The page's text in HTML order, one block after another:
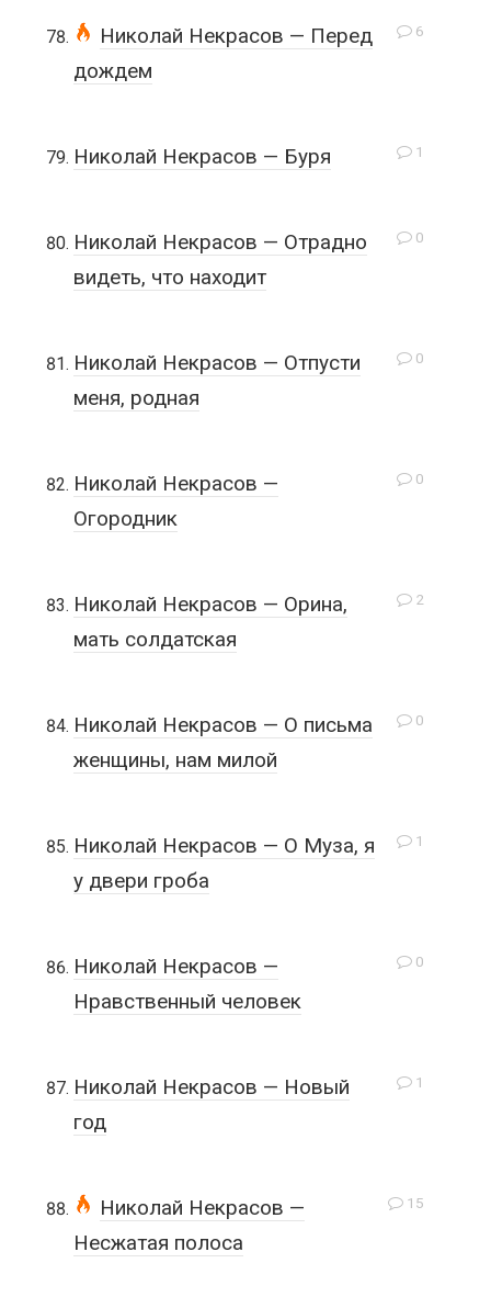
6
Николай Некрасов — Перед
дождем
1
Николай Некрасов — Буря
0
Николай Некрасов — Отрадно
видеть, что находит
0
Николай Некрасов — Отпусти
меня, родная
0
Николай Некрасов —
Огородник
2
Николай Некрасов — Орина,
мать солдатская
0
Николай Некрасов — О письма
женщины, нам милой
1
Николай Некрасов — О Муза, я
у двери гроба
0
Николай Некрасов —
Нравственный человек
1
Николай Некрасов — Новый
год
15
Николай Некрасов —
Несжатая полоса